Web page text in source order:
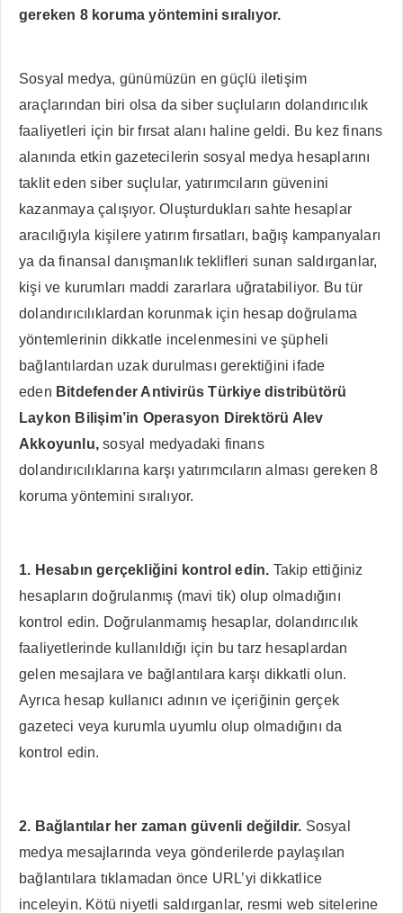
gereken 8 koruma yöntemini sıralıyor.
Sosyal medya, günümüzün en güçlü iletişim
araçlarından biri olsa da siber suçluların dolandırıcılık
faaliyetleri için bir fırsat alanı haline geldi. Bu kez finans
alanında etkin gazetecilerin sosyal medya hesaplarını
taklit eden siber suçlular, yatırımcıların güvenini
kazanmaya çalışıyor. Oluşturdukları sahte hesaplar
aracılığıyla kişilere yatırım fırsatları, bağış kampanyaları
ya da finansal danışmanlık teklifleri sunan saldırganlar,
kişi ve kurumları maddi zararlara uğratabiliyor. Bu tür
dolandırıcılıklardan korunmak için hesap doğrulama
yöntemlerinin dikkatle incelenmesini ve şüpheli
bağlantılardan uzak durulması gerektiğini ifade
eden Bitdefender Antivirüs Türkiye distribütörü
Laykon Bilişim’in Operasyon Direktörü Alev
Akkoyunlu,sosyal medyadaki finans
dolandırıcılıklarına karşı yatırımcıların alması gereken 8
koruma yöntemini sıralıyor.
1. Hesabın gerçekliğini kontrol edin. Takip ettiğiniz
hesapların doğrulanmış (mavi tik) olup olmadığını
kontrol edin. Doğrulanmamış hesaplar, dolandırıcılık
faaliyetlerinde kullanıldığı için bu tarz hesaplardan
gelen mesajlara ve bağlantılara karşı dikkatli olun.
Ayrıca hesap kullanıcı adının ve içeriğinin gerçek
gazeteci veya kurumla uyumlu olup olmadığını da
kontrol edin.
2. Bağlantılar her zaman güvenli değildir. Sosyal
medya mesajlarında veya gönderilerde paylaşılan
bağlantılara tıklamadan önce URL’yi dikkatlice
inceleyin. Kötü niyetli saldırganlar, resmi web sitelerine